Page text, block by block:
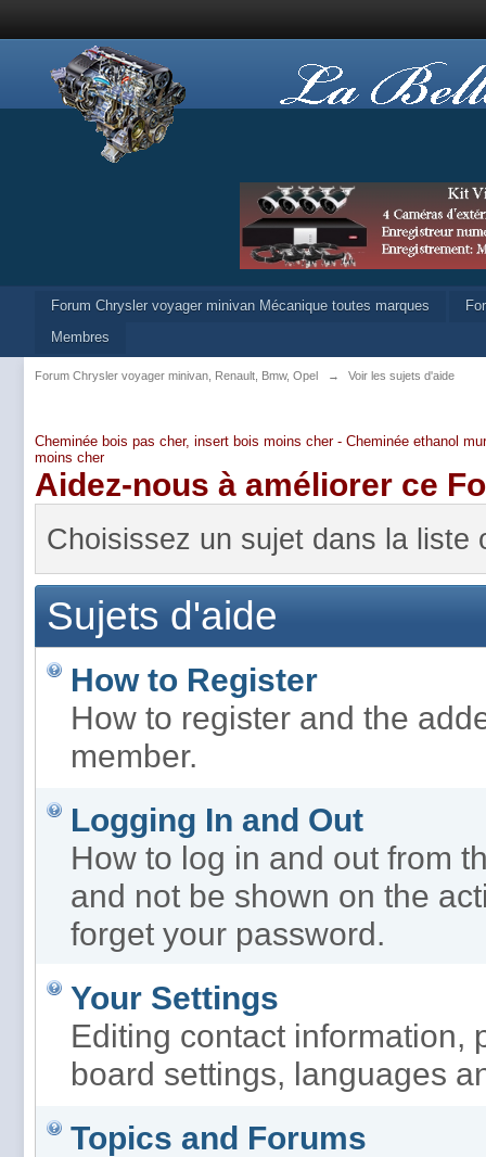
Forum Chrysler voyager minivan Mécanique toutes marques
Membres
Forum Chrysler voyager minivan, Renault, Bmw, Opel → Voir les sujets d'aide
Cheminée bois pas cher, insert bois moins cher - Cheminée ethanol
moins cher
Aidez-nous à améliorer ce
Choisissez un sujet dans la liste
Sujets d'aide
How to Register
How to register and the
member.
Logging In and Out
How to log in and out from
and not be shown on the
forget your password.
Your Settings
Editing contact information,
board settings, languages
Topics and Forums